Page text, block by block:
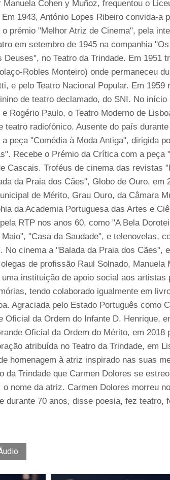
Cohen y Muñoz, frequentou o
1943, António Lopes Ribeiro convida-a
prémio "Melhor Atriz de Cinema", pela
em setembro de 1945 na companhia
no Teatro da Trindade. Em 1951
Robles Monteiro) onde permaneceu
e pelo Teatro Nacional Popular. Em
de teatro declamado, do SNI. No
Rogério Paulo, o Teatro Moderno de
teatro radiofónico. Ausente do país
peça "Comédia à Moda Antiga", dirigida
Recebe o Prémio da Crítica com a peça
Cascais. Troféus de cinema das revistas
da Praia dos Cães", Globo de Ouro, em
de Mérito, Grau Ouro, da Câmara
da Academia Portuguesa das Artes e
RTP nos anos 60, como "A Bela
"Casa da Saudade", e telenovelas,
No cinema a "Balada da Praia dos Cães",
de profissão Raul Solnado,
instituição de apoio social aos
tendo colaborado igualmente em
Agraciada pelo Estado Português como
Oficial da Ordem do Infante D. Henrique,
Oficial da Ordem do Mérito, em 2018
atribuída no Teatro da Trindade, em
homenagem à atriz inspirado nas suas
da Trindade que Carmen Dolores se
nome da atriz. Carmen Dolores morreu
durante 70 anos, disse poesia, fez teatro,